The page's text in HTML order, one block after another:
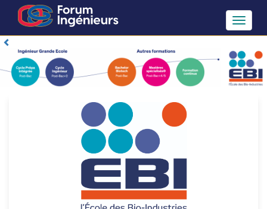
Toggle